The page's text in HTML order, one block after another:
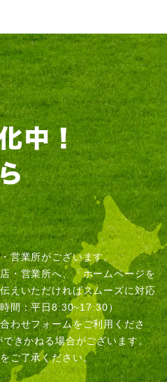
営業所がございます。
・営業所へ、「ホームページを
えいただければスムーズに対応
間：平日8:30~17:30）
わせフォームをご利用くださ
きかねる場合がございます。
ご了承ください。